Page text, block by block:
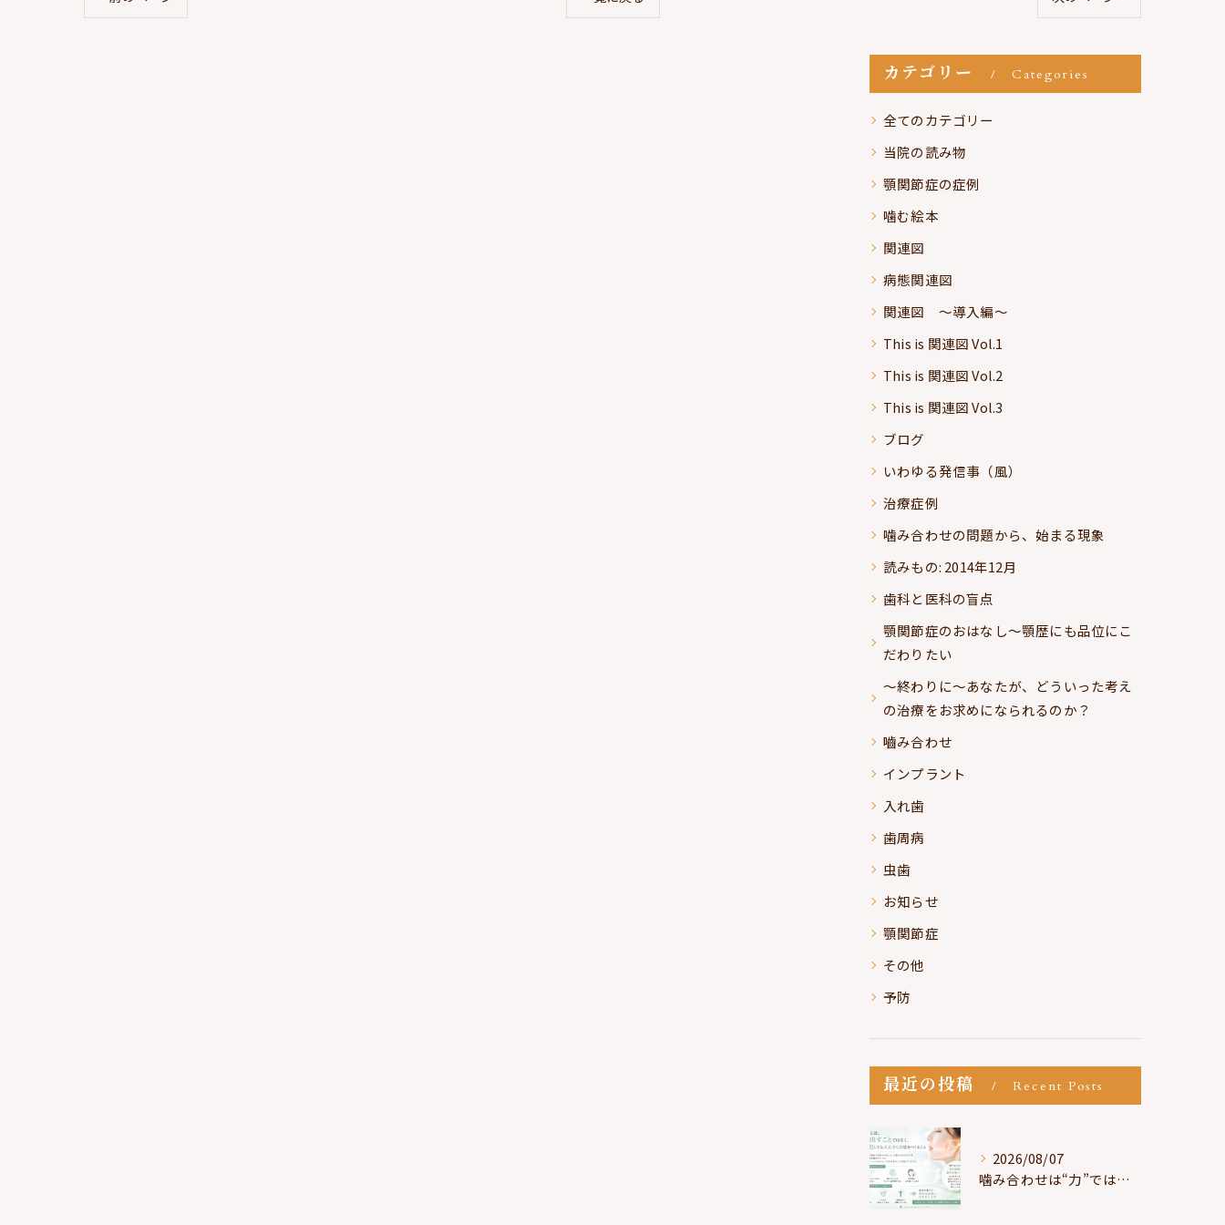
カテゴリー Categories
全てのカテゴリー
当院の読み物
顎関節症の症例
噛む絵本
関連図
病態関連図
関連図 ～導入編～
This is 関連図 Vol.1
This is 関連図 Vol.2
This is 関連図 Vol.3
ブログ
いわゆる発信事（風）
治療症例
噛み合わせの問題から、始まる現象
読みもの: 2014年12月
歯科と医科の盲点
顎関節症のおはなし～顎歴にも品位にこ
だわりたい
～終わりに～あなたが、どういった考え
の治療をお求めになられるのか？
嚙み合わせ
インプラント
入れ歯
歯周病
虫歯
お知らせ
顎関節症
その他
予防
最近の投稿 Recent Posts
2026/08/07
噛み合わせは“力”ではなく“許可”である